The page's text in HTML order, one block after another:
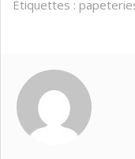
Étiquettes :